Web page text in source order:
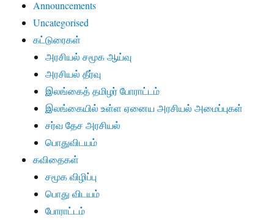
Announcements
Uncategorised
கட்டுரைகள்
அரசியல் சமூக ஆய்வு
அரசியல் தீர்வு
இலங்கைத் தமிழர் போராட்டம்
இலங்கையில் உள்ள ஏனைய அரசியல் அமைப்புகள்
சர்வ தேச அரசியல்
பொதுவிடயம்
கவிதைகள்
சமூக விழிப்பு
பொது விடயம்
போராட்டம்